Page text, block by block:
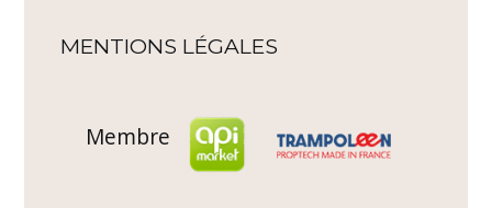
MENTIONS LÉGALES
Membre